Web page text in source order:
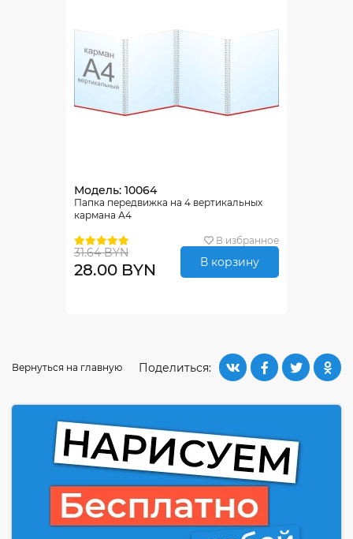
Модель: 10064
Папка передвижка на 4 вертикальных
кармана А4
В избранное
31.64 BYN
28.00 BYN В корзину
Поделиться:
Вернуться на главную